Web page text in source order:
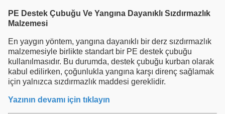
PE Destek Çubuğu Ve Yangına Dayanıklı Sızdırmazlık
Malzemesi
En yaygın yöntem, yangına dayanıklı bir derz sızdırmazlık
malzemesiyle birlikte standart bir PE destek çubuğu
kullanılmasıdır. Bu durumda, destek çubuğu kurban olarak
kabul edilirken, çoğunlukla yangına karşı direnç sağlamak
için yalnızca sızdırmazlık maddesi gereklidir.
Yazının devamı için tıklayın